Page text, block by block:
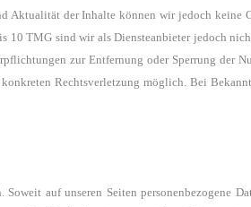
Aktualität der Inhalte können wir jedoch keine
10 TMG sind wir als Diensteanbieter jedoch
zur Entfernung oder Sperrung der
Rechtsverletzung möglich. Bei
auf unseren Seiten personenbezogene